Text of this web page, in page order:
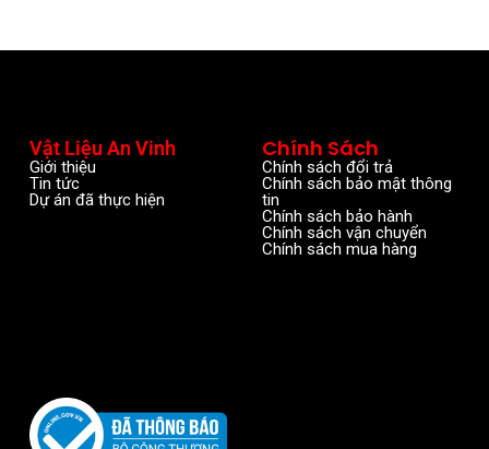
Vật Liệu An Vinh
Giới thiệu
Tin tức
Dự án đã thực hiện
Chính Sách
Chính sách đổi trả
Chính sách bảo mật thông
tin
Chính sách bảo hành
Chính sách vận chuyển
Chính sách mua hàng